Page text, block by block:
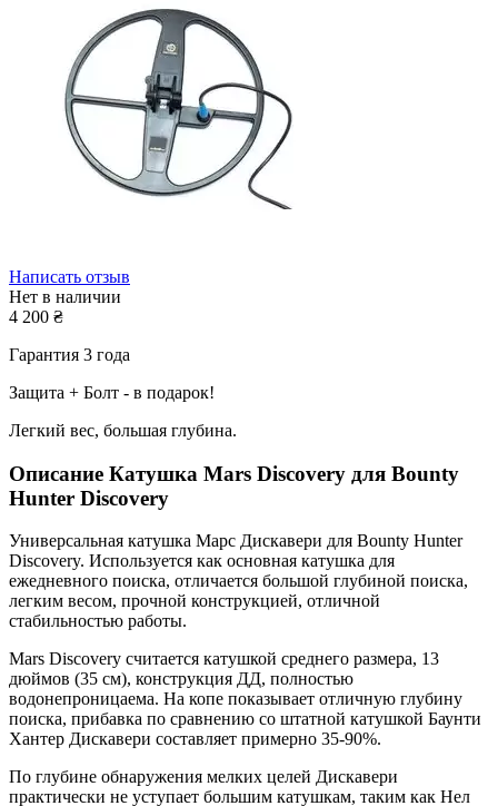
Написать отзыв
Нет в наличии
4 200 ₴
Гарантия 3 года
Защита + Болт - в подарок!
Легкий вес, большая глубина.
Описание Катушка Mars Discovery для Bounty
Hunter Discovery
Универсальная катушка Марс Дискавери для Bounty Hunter
Discovery. Используется как основная катушка для
ежедневного поиска, отличается большой глубиной поиска,
легким весом, прочной конструкцией, отличной
стабильностью работы.
Mars Discovery считается катушкой среднего размера, 13
дюймов (35 см), конструкция ДД, полностью
водонепроницаема. На копе показывает отличную глубину
поиска, прибавка по сравнению со штатной катушкой Баунти
Хантер Дискавери составляет примерно 35-90%.
По глубине обнаружения мелких целей Дискавери
практически не уступает большим катушкам, таким как Нел